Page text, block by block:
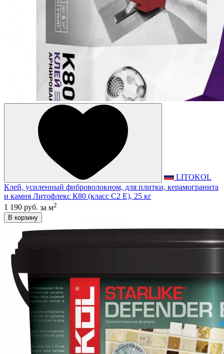
LITOKOL
Клей, усиленный фиброволокном, для плитки, керамогранита
и камня Литофлекс К80 (класс С2 E), 25 кг
1 190 руб. за м2
В корзину